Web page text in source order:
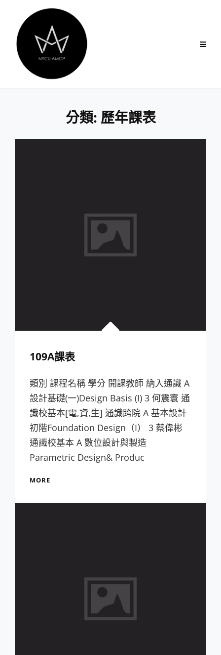
content
分類: 歷年課表
109A課表
類別 課程名稱 學分 開課教師 納入通識 A
設計基礎(一)Design Basis (I) 3 何震寰 通
識校基本[電,資,生] 通識跨院 A 基本設計
初階Foundation Design（I） 3 蔡偉彬
通識校基本 A 數位設計與製造
Parametric Design& Produc
MORE